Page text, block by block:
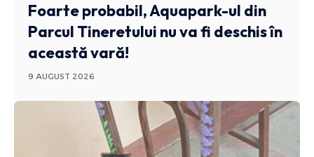
Foarte probabil, Aquapark-ul din
Parcul Tineretului nu va fi deschis în
această vară!
9 AUGUST 2026